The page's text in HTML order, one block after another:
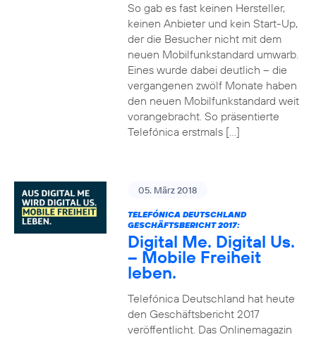
So gab es fast keinen Hersteller,
keinen Anbieter und kein Start-Up,
der die Besucher nicht mit dem
neuen Mobilfunkstandard umwarb.
Eines wurde dabei deutlich – die
vergangenen zwölf Monate haben
den neuen Mobilfunkstandard weit
vorangebracht. So präsentierte
Telefónica erstmals […]
05. März 2018
TELEFÓNICA DEUTSCHLAND
GESCHÄFTSBERICHT 2017:
Digital Me. Digital Us.
– Mobile Freiheit
leben.
Telefónica Deutschland hat heute
den Geschäftsbericht 2017
veröffentlicht. Das Onlinemagazin